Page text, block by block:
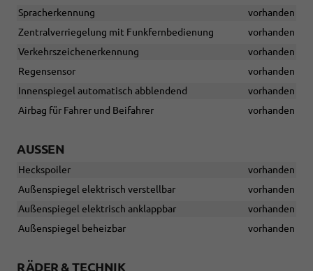
Spracherkennung
vorhanden
Zentralverriegelung mit Funkfernbedienung
vorhanden
Verkehrszeichenerkennung
vorhanden
Regensensor
vorhanden
Innenspiegel automatisch abblendend
vorhanden
Airbag für Fahrer und Beifahrer
vorhanden
AUSSEN
Heckspoiler
vorhanden
Außenspiegel elektrisch verstellbar
vorhanden
Außenspiegel elektrisch anklappbar
vorhanden
Außenspiegel beheizbar
vorhanden
RÄDER & TECHNIK